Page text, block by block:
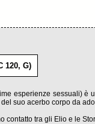
120, G)
esperienze sessuali)
suo acerbo corpo da
contatto tra gli Elio e le